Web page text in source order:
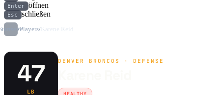
Enter öffnen
Esc schließen
/Players/Karene Reid
47
LB
DENVER BRONCOS · DEFENSE
HEALTHY